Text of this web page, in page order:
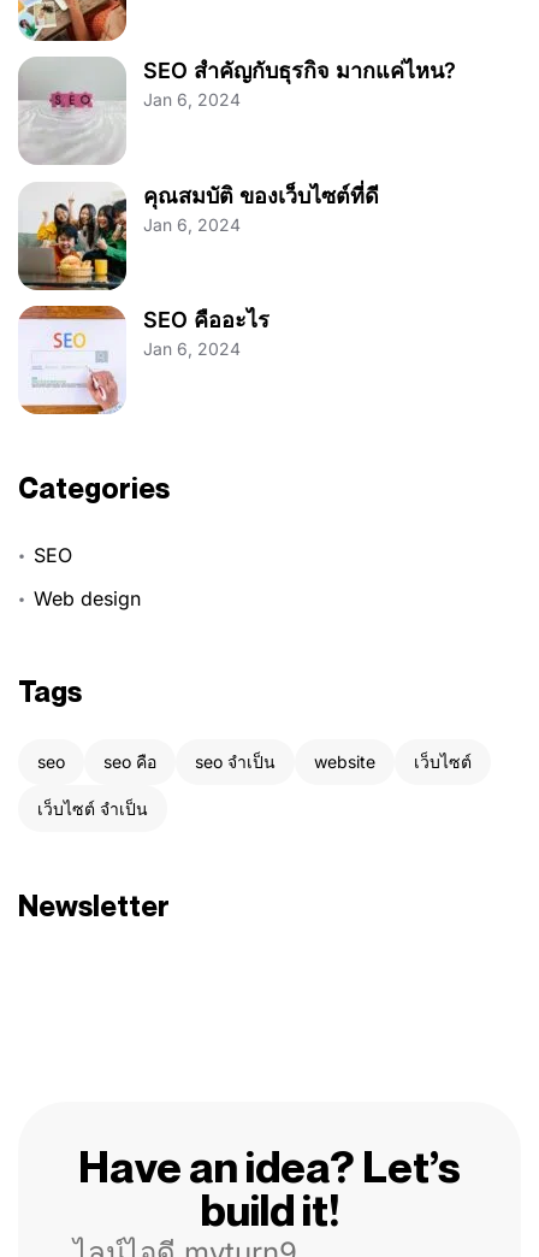
SEO สำคัญกับธุรกิจ มากแค่ไหน?
Jan 6, 2024
คุณสมบัติ ของเว็บไซต์ที่ดี
Jan 6, 2024
SEO คืออะไร
Jan 6, 2024
Categories
SEO
Web design
Tags
seo seo คือ seo จำเป็น website เว็บไซต์
เว็บไซต์ จำเป็น
Newsletter
Have an idea? Let’s
build it!